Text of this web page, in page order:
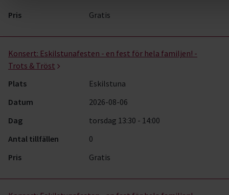
Pris
Gratis
Konsert: Eskilstunafesten - en fest för hela familjen! -
Trots & Tröst
Plats
Eskilstuna
Datum
2026-08-06
Dag
torsdag 13:30 - 14:00
Antal tillfällen
0
Pris
Gratis